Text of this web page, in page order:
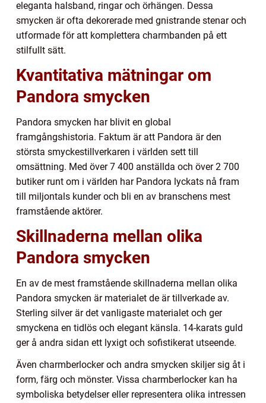
eleganta halsband, ringar och örhängen. Dessa
smycken är ofta dekorerade med gnistrande stenar och
utformade för att komplettera charmbanden på ett
stilfullt sätt.
Kvantitativa mätningar om
Pandora smycken
Pandora smycken har blivit en global
framgångshistoria. Faktum är att Pandora är den
största smyckestillverkaren i världen sett till
omsättning. Med över 7 400 anställda och över 2 700
butiker runt om i världen har Pandora lyckats nå fram
till miljontals kunder och bli en av branschens mest
framstående aktörer.
Skillnaderna mellan olika
Pandora smycken
En av de mest framstående skillnaderna mellan olika
Pandora smycken är materialet de är tillverkade av.
Sterling silver är det vanligaste materialet och ger
smyckena en tidlös och elegant känsla. 14-karats guld
ger å andra sidan ett lyxigt och sofistikerat utseende.
Även charmberlocker och andra smycken skiljer sig åt i
form, färg och mönster. Vissa charmberlocker kan ha
symboliska betydelser eller representera olika intressen